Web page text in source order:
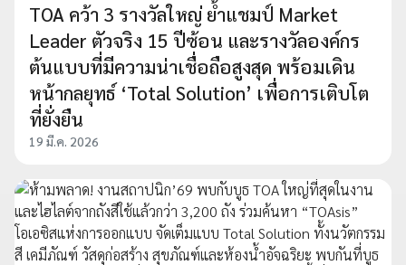
TOA คว้า 3 รางวัลใหญ่ ย้ำแชมป์ Market
Leader ตัวจริง 15 ปีซ้อน และรางวัลองค์กร
ต้นแบบที่มีความน่าเชื่อถือสูงสุด พร้อมเดิน
หน้ากลยุทธ์ ‘Total Solution’ เพื่อการเติบโต
ที่ยั่งยืน
19 มี.ค. 2026